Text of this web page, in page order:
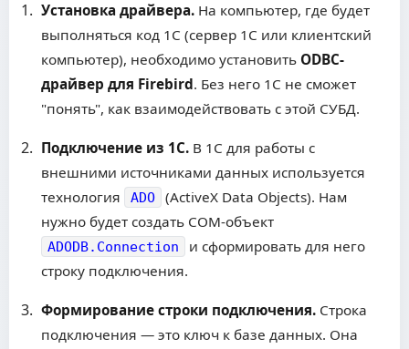
Установка драйвера. На компьютер, где будет
выполняться код 1С (сервер 1С или клиентский
компьютер), необходимо установить ODBC-
драйвер для Firebird. Без него 1С не сможет
"понять", как взаимодействовать с этой СУБД.
Подключение из 1С. В 1С для работы с
внешними источниками данных используется
технология
ADO
(ActiveX Data Objects). Нам
нужно будет создать COM-объект
ADODB.Connection
и сформировать для него
строку подключения.
Формирование строки подключения. Строка
подключения — это ключ к базе данных. Она